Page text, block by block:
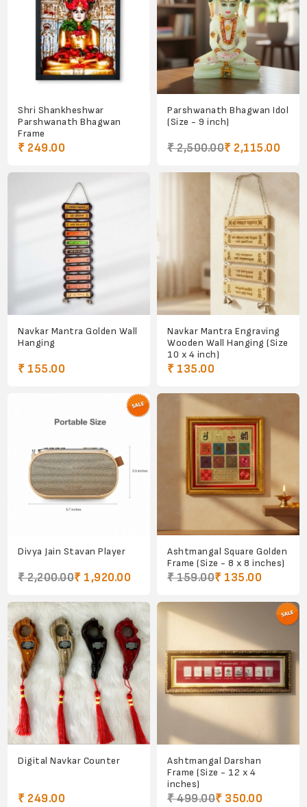
Shri Shankheshwar
Parshwanath Bhagwan
Frame
₹ 249.00
Parshwanath Bhagwan Idol
(Size - 9 inch)
₹ 2,500.00₹ 2,115.00
Navkar Mantra Golden Wall
Hanging
₹ 155.00
Navkar Mantra Engraving
Wooden Wall Hanging (Size
10 x 4 inch)
₹ 135.00
Divya Jain Stavan Player
₹ 2,200.00₹ 1,920.00
Ashtmangal Square Golden
Frame (Size - 8 x 8 inches)
₹ 159.00₹ 135.00
Digital Navkar Counter
₹ 249.00
Ashtmangal Darshan
Frame (Size - 12 x 4
inches)
₹ 499.00₹ 350.00